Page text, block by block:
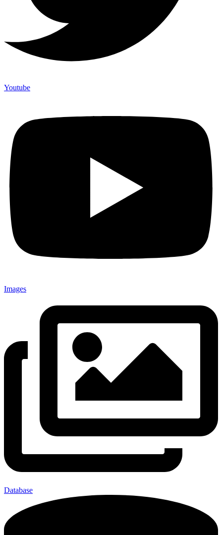
Youtube
Images
Database